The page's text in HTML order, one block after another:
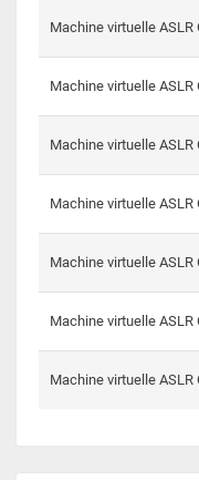
Machine virtuelle ASLR
Machine virtuelle ASLR
Machine virtuelle ASLR
Machine virtuelle ASLR
Machine virtuelle ASLR
Machine virtuelle ASLR
Machine virtuelle ASLR